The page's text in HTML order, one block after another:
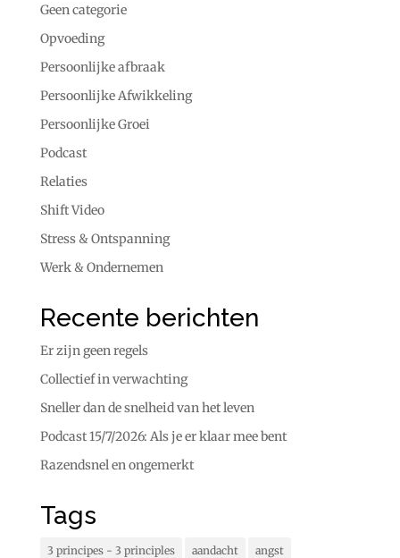
Geen categorie
Opvoeding
Persoonlijke afbraak
Persoonlijke Afwikkeling
Persoonlijke Groei
Podcast
Relaties
Shift Video
Stress & Ontspanning
Werk & Ondernemen
Recente berichten
Er zijn geen regels
Collectief in verwachting
Sneller dan de snelheid van het leven
Podcast 15/7/2026: Als je er klaar mee bent
Razendsnel en ongemerkt
Tags
3 principes - 3 principles aandacht angst